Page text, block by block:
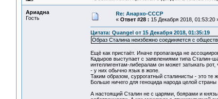
Ариадна
Гость
Re: Анархо-СССР
« Ответ #28 : 15 Декабря 2018, 01:53:20
Цитата: Quangel от 15 Декабря 2018, 01:35:19
Образ Сталина неизбежно соединяется с
Ещё как пристаёт. Иначе пропаганда не
Кадыров выступает с заявлениями типа Сталин-
интеллигентам-либералам он может затыкать
- у них обычно язык в жопе.
Таким образом, суррогатный сталинисты - это
Больше ничего для геноцида народа целой
А настоящий Сталин не с царями, боярами и